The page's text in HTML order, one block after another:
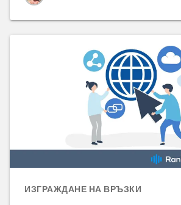
ИЗГРАЖДАНЕ НА ВРЪЗКИ